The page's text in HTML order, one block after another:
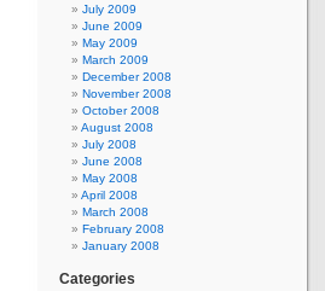
July 2009
June 2009
May 2009
March 2009
December 2008
November 2008
October 2008
August 2008
July 2008
June 2008
May 2008
April 2008
March 2008
February 2008
January 2008
Categories